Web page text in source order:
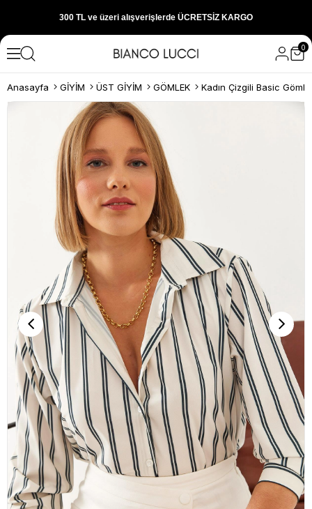
300 TL ve üzeri alışverişlerde ÜCRETSİZ KARGO
1000 TL ve üzeri alışverişlerde 150 TL İNDİRİM
Yeni sezon ürünlerini hemen keşfedin
300 TL ve üzeri alışverişlerde ÜCRETSİZ KARGO
1000 TL ve üzeri alışverişlerde 150 TL İNDİRİM
0
Anasayfa GİYİM ÜST GİYİM GÖMLEK Kadın Çizgili Basic